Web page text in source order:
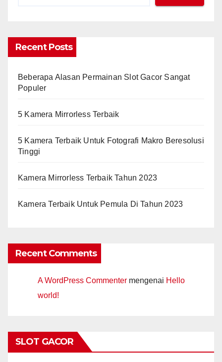
Recent Posts
Beberapa Alasan Permainan Slot Gacor Sangat
Populer
5 Kamera Mirrorless Terbaik
5 Kamera Terbaik Untuk Fotografi Makro Beresolusi
Tinggi
Kamera Mirrorless Terbaik Tahun 2023
Kamera Terbaik Untuk Pemula Di Tahun 2023
Recent Comments
A WordPress Commenter mengenai Hello
world!
SLOT GACOR